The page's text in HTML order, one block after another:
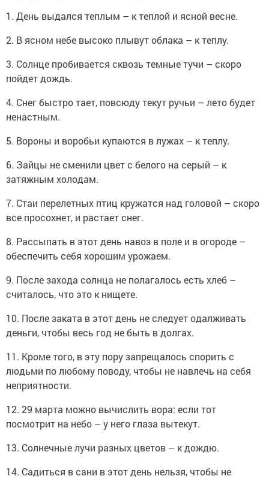
1. День выдался теплым – к теплой и ясной весне.
2. В ясном небе высоко плывут облака – к теплу.
3. Солнце пробивается сквозь темные тучи – скоро
пойдет дождь.
4. Снег быстро тает, повсюду текут ручьи – лето будет
ненастным.
5. Вороны и воробьи купаются в лужах – к теплу.
6. Зайцы не сменили цвет с белого на серый – к
затяжным холодам.
7. Стаи перелетных птиц кружатся над головой – скоро
все просохнет, и растает снег.
8. Рассыпать в этот день навоз в поле и в огороде –
обеспечить себя хорошим урожаем.
9. После захода солнца не полагалось есть хлеб –
считалось, что это к нищете.
10. После заката в этот день не следует одалживать
деньги, чтобы весь год не быть в долгах.
11. Кроме того, в эту пору запрещалось спорить с
людьми по любому поводу, чтобы не навлечь на себя
неприятности.
12. 29 марта можно вычислить вора: если тот
посмотрит на небо – у него глаза вытекут.
13. Солнечные лучи разных цветов – к дождю.
14. Садиться в сани в этот день нельзя, чтобы не